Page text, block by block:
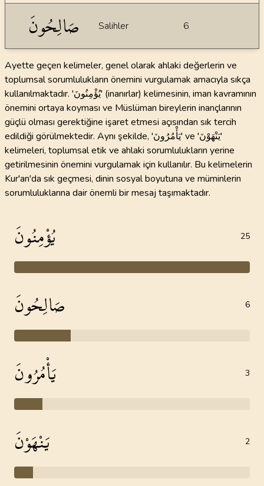
صَالِحُونَ Salihler 6
Ayette geçen kelimeler, genel olarak ahlaki değerlerin ve
toplumsal sorumlulukların önemini vurgulamak amacıyla sıkça
kullanılmaktadır. 'يُؤْمِنُونَ' (inanırlar) kelimesinin, iman kavramının
önemini ortaya koyması ve Müslüman bireylerin inançlarının
güçlü olması gerektiğine işaret etmesi açısından sık tercih
edildiği görülmektedir. Aynı şekilde, 'يَأْمُرُونَ' ve 'يَنْهَوْنَ'
kelimeleri, toplumsal etik ve ahlaki sorumlulukların yerine
getirilmesinin önemini vurgulamak için kullanılır. Bu kelimelerin
Kur'an'da sık geçmesi, dinin sosyal boyutuna ve müminlerin
sorumluluklarına dair önemli bir mesaj taşımaktadır.
يُؤْمِنُونَ 25
صَالِحُونَ 6
يَأْمُرُونَ 3
يَنْهَوْنَ 2